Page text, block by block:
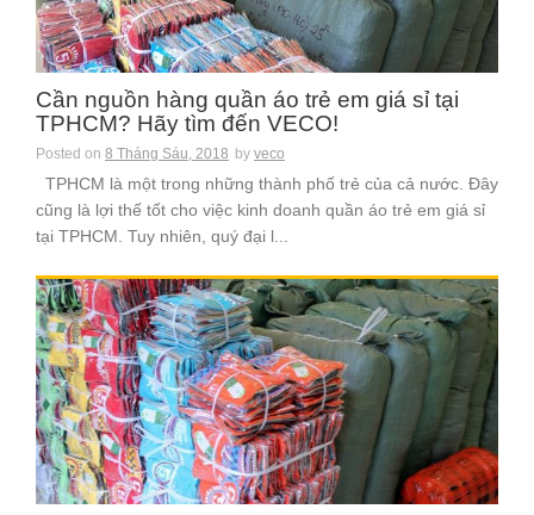
Cần nguồn hàng quần áo trẻ em giá sỉ tại
TPHCM? Hãy tìm đến VECO!
Posted on 8 Tháng Sáu, 2018 by veco
TPHCM là một trong những thành phố trẻ của cả nước. Đây
cũng là lợi thế tốt cho việc kinh doanh quần áo trẻ em giá sỉ
tại TPHCM. Tuy nhiên, quý đại l...